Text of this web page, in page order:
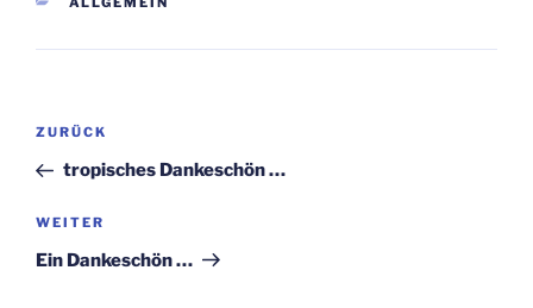
Beitragsnavigation
Vorheriger
Beitrag
ZURÜCK
tropisches Dankeschön …
Nächster
Beitrag
WEITER
Ein Dankeschön …